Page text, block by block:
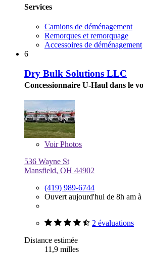
Services
Camions de déménagement
Remorques et remorquage
Accessoires de déménagement
6
Dry Bulk Solutions LLC
Concessionnaire U-Haul dans le
VoirPhotos
536 Wayne St
Mansfield, OH 44902
(419) 989-6744
Ouvert aujourd'hui de 8h am
2 évaluations
Distance estimée
11,9 milles